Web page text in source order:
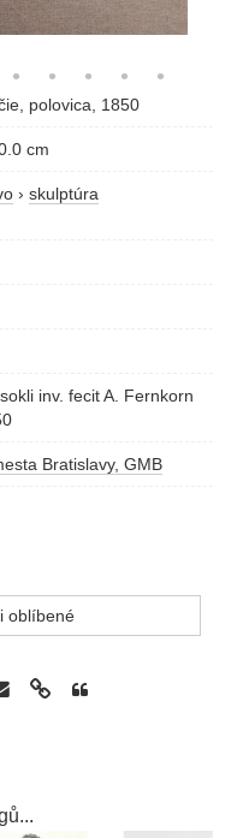
polovica, 1850
cm
› skulptúra
inv. fecit A. Fernkorn
Bratislavy, GMB
oblíbené